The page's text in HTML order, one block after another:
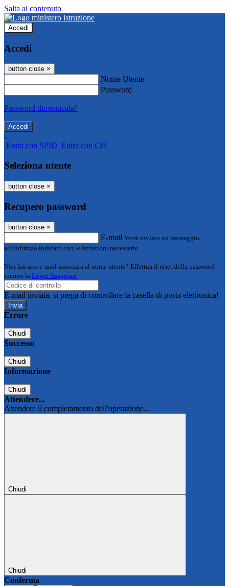
Salta al contenuto
Accedi
Accedi
button close ×
Nome Utente
Password
Password dimenticata?
-
Entra con SPID Entra con CIE
Seleziona utente
button close ×
Recupero password
button close ×
E-mail Verrà inviato un messaggio
all'indirizzo indicato con le istruzioni necessarie.
Non hai una e-mail associata al nome utente? Effettua il reset della password
tramite la Login Spaggiari
E-mail inviata, si prega di controllare la casella di posta elettronica!
Errore
Chiudi
Successo
Chiudi
Informazione
Chiudi
Attendere...
Attendere il completamento dell'operazione...
Chiudi
Chiudi
Conferma